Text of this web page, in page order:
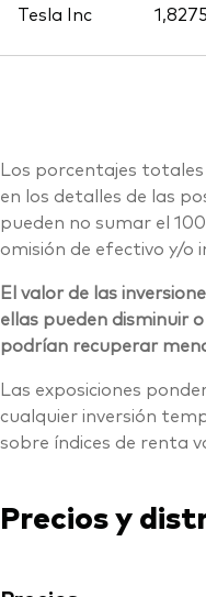
Tesla Inc
Los porcentajes
en los detalles de las
pueden no sumar el
omisión de efectivo y/o
El valor de las
ellas pueden disminuir
podrían recuperar
Las exposiciones
cualquier inversión
sobre índices de renta
Precios y